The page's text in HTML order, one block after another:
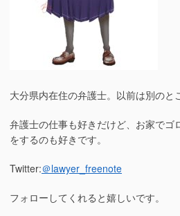
大分県内在住の弁護士。以前は別のと
弁護士の仕事も好きだけど、お家でゴ
をするのも好きです。
Twitter:＠lawyer_freenote
フォローしてくれると嬉しいです。